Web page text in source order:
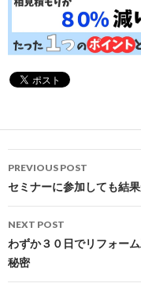
Post
navigation
PREVIOUS POST
セミナーに参加しても結
NEXT POST
わずか３０日でリフォー
秘密